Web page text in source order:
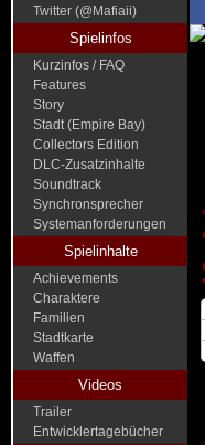
Twitter (@Mafiaii)
Spielinfos
Kurzinfos / FAQ
Features
Story
Stadt (Empire Bay)
Collectors Edition
DLC-Zusatzinhalte
Soundtrack
Synchronsprecher
Systemanforderungen
Spielinhalte
Achievements
Charaktere
Familien
Stadtkarte
Waffen
Videos
Trailer
Entwicklertagebücher